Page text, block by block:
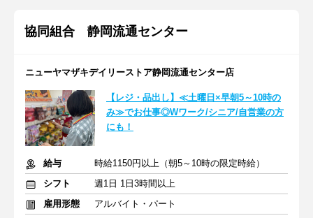
協同組合 静岡流通センター
ニューヤマザキデイリーストア静岡流通センター店
【レジ・品出し】≪土曜日×早朝5～10時の
み≫でお仕事◎Wワーク/シニア/自営業の方
にも！
給与
時給1150円以上（朝5～10時の限定時給）
シフト
週1日 1日3時間以上
雇用形態
アルバイト・パート